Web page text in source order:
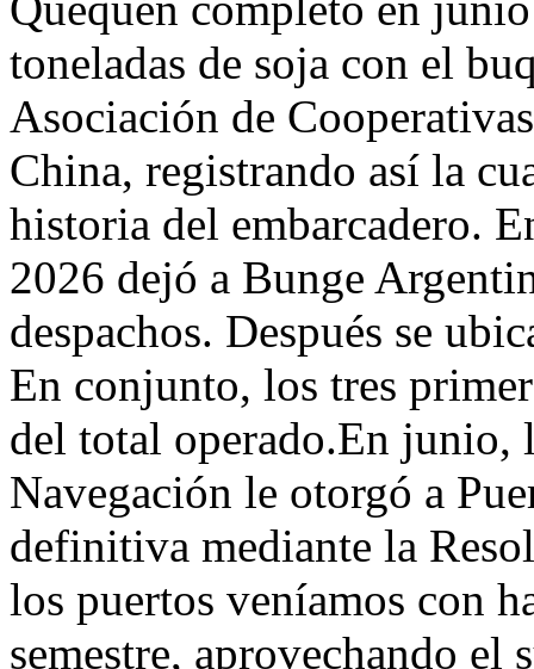
toneladas de soja con el
Asociación de
China, registrando así la
historia del embarcadero.
2026 dejó a Bunge
despachos. Después se
En conjunto, los tres
del total operado.En junio,
Navegación le otorgó a
definitiva mediante la
los puertos veníamos con
semestre, aprovechando